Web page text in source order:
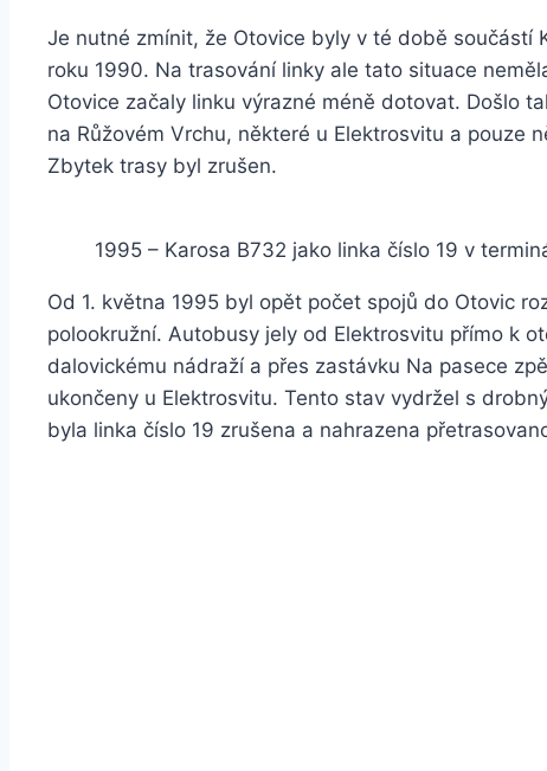
Je nutné zmínit, že Otovice byly v té době součástí
roku 1990. Na trasování linky ale tato situace
Otovice začaly linku výrazné méně dotovat. Došlo
na Růžovém Vrchu, některé u Elektrosvitu a pouze
Zbytek trasy byl zrušen.
1995 – Karosa B732 jako linka číslo 19 v
Od 1. května 1995 byl opět počet spojů do Otovic
polookružní. Autobusy jely od Elektrosvitu přímo k
dalovickému nádraží a přes zastávku Na pasece
ukončeny u Elektrosvitu. Tento stav vydržel s
byla linka číslo 19 zrušena a nahrazena